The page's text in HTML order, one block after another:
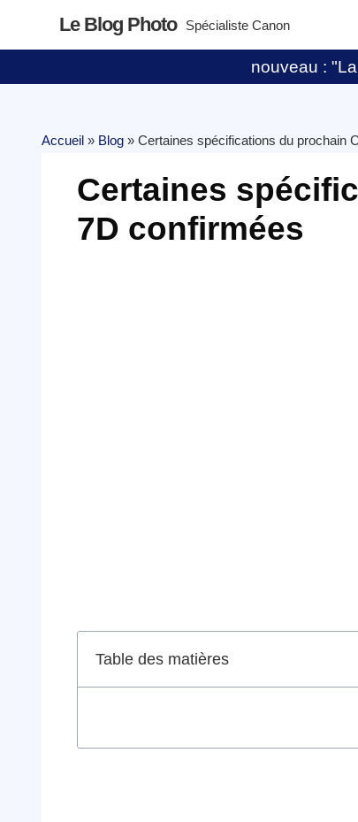
Le Blog Photo Spécialiste Canon
nouveau :
Accueil » Blog » Certaines spécifications du prochain
Certaines
7D confirmées
Table des matières